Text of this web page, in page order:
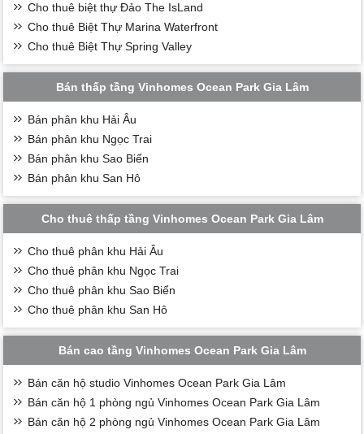
Cho thuê biệt thự Đảo The IsLand
Cho thuê Biệt Thự Marina Waterfront
Cho thuê Biệt Thự Spring Valley
Bán thấp tầng Vinhomes Ocean Park Gia Lâm
Bán phân khu Hải Âu
Bán phân khu Ngọc Trai
Bán phân khu Sao Biển
Bán phân khu San Hô
Cho thuê thấp tầng Vinhomes Ocean Park Gia Lâm
Cho thuê phân khu Hải Âu
Cho thuê phân khu Ngọc Trai
Cho thuê phân khu Sao Biển
Cho thuê phân khu San Hô
Bán cao tầng Vinhomes Ocean Park Gia Lâm
Bán căn hộ studio Vinhomes Ocean Park Gia Lâm
Bán căn hộ 1 phòng ngủ Vinhomes Ocean Park Gia Lâm
Bán căn hộ 2 phòng ngủ Vinhomes Ocean Park Gia Lâm